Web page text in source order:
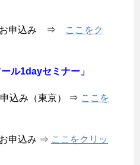
お申込み ⇒
ここをク
ル1dayセミナー」
込み（東京） ⇒ ここを
申込み ⇒ ここをクリッ